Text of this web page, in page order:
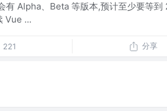
Alpha、Beta 等版本,预计至少要等到
Vue ...
221 分享